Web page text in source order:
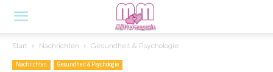
Start Nachrichten Gesundheit & Psychologie
Nachrichten Gesundheit & Psychologie